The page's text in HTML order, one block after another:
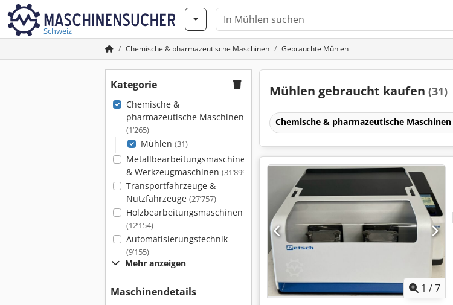
Schweiz
Chemische & pharmazeutische Maschinen Gebrauchte Mühlen
Kategorie
Chemische &
pharmazeutische Maschinen
(1’265)
Mühlen (31)
Metallbearbeitungsmaschinen
& Werkzeugmaschinen (31’899)
Transportfahrzeuge &
Nutzfahrzeuge (27’757)
Holzbearbeitungsmaschinen
(12’154)
Automatisierungstechnik
(9’155)
Mehr anzeigen
Maschinendetails
Mühlen gebraucht kaufen (31)
Chemische & pharmazeutische Maschinen
1 /7